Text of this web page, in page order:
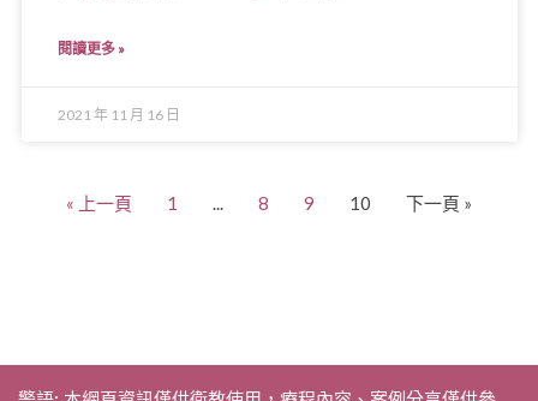
閱讀更多 »
2021 年 11 月 16 日
« 上一頁 1 ... 8 9 10 下一頁 »